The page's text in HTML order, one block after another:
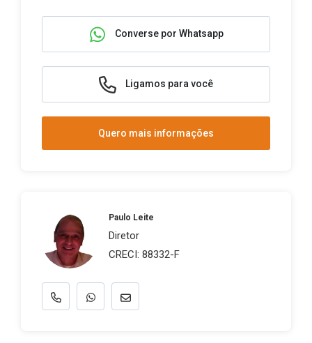
Converse por Whatsapp
Ligamos para você
Quero mais informações
Paulo Leite
Diretor
CRECI: 88332-F